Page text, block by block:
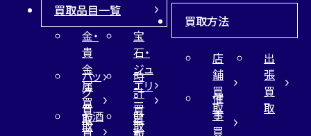
買取品目一覧
金・
貴
金
属
買
取
宝
石・
ジュ
エリ
ー
買
バッ
グ
買
取
時
計
買
取
お酒
買
財
布
買取方法
店
舗
買
取
出
張
買
取
催
事
買